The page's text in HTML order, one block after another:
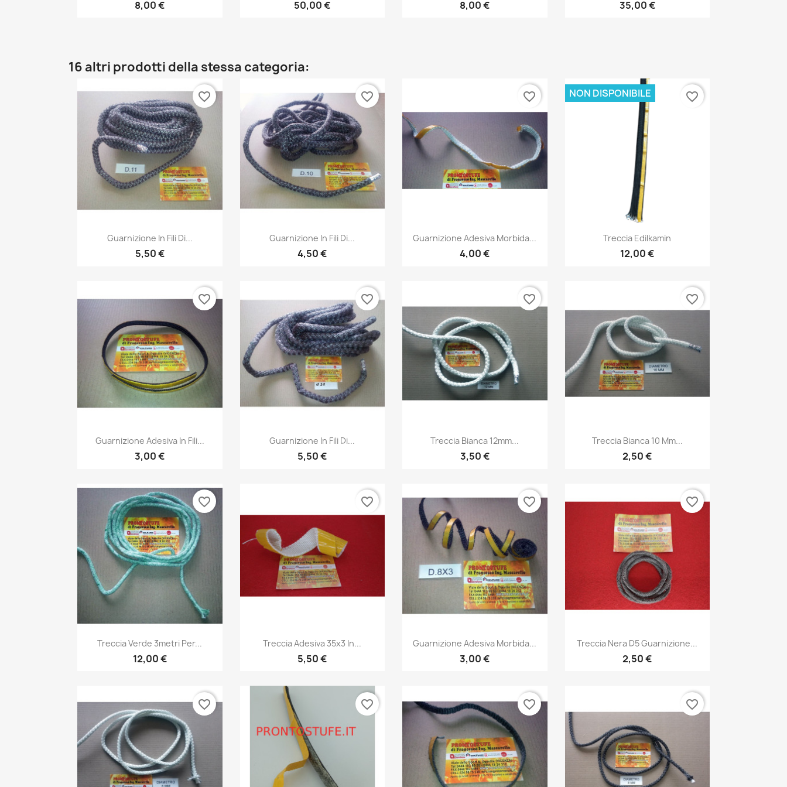
8,00 € 50,00 € 8,00 € 35,00 €
16 altri prodotti della stessa categoria:
Anteprima
Guarnizione In Fili Di...
5,50 €
favorite_border
Anteprima
Guarnizione In Fili Di...
4,50 €
favorite_border
Anteprima
Guarnizione Adesiva Morbida...
4,00 €
favorite_border
Anteprima
Treccia Edilkamin
12,00 €
NON DISPONIBILE favorite_border
Anteprima
Guarnizione Adesiva In Fili...
3,00 €
favorite_border
Anteprima
Guarnizione In Fili Di...
5,50 €
favorite_border
Anteprima
Treccia Bianca 12mm...
3,50 €
favorite_border
Anteprima
Treccia Bianca 10 Mm...
2,50 €
favorite_border
Anteprima
Treccia Verde 3metri Per...
12,00 €
favorite_border
Anteprima
Treccia Adesiva 35x3 In...
5,50 €
favorite_border
Anteprima
Guarnizione Adesiva Morbida...
3,00 €
favorite_border
Anteprima
Treccia Nera D5 Guarnizione...
2,50 €
favorite_border
favorite_border favorite_border favorite_border favorite_border